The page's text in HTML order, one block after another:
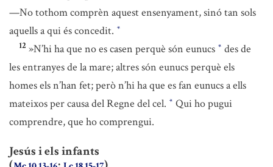
—No tothom comprèn aquest ensenyament, sinó tan sols
aquells a qui és concedit. *
12 »N’hi ha que no es casen perquè són eunucs * des de
les entranyes de la mare; altres són eunucs perquè els
homes els n’han fet; però n’hi ha que es fan eunucs a ells
mateixos per causa del Regne del cel. * Qui ho pugui
comprendre, que ho comprengui.
Jesús i els infants